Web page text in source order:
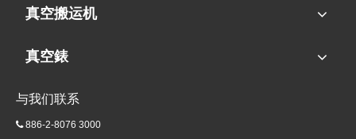
真空搬运机
真空錶
与我们联系
886-2-8076 3000